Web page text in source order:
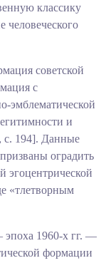
классику
человеческого
советской
с
эмблематической
и
с. 194]. Данные
оградить
эгоцентрической
«тлетворным
эпоха 1960-х гг. —
формации